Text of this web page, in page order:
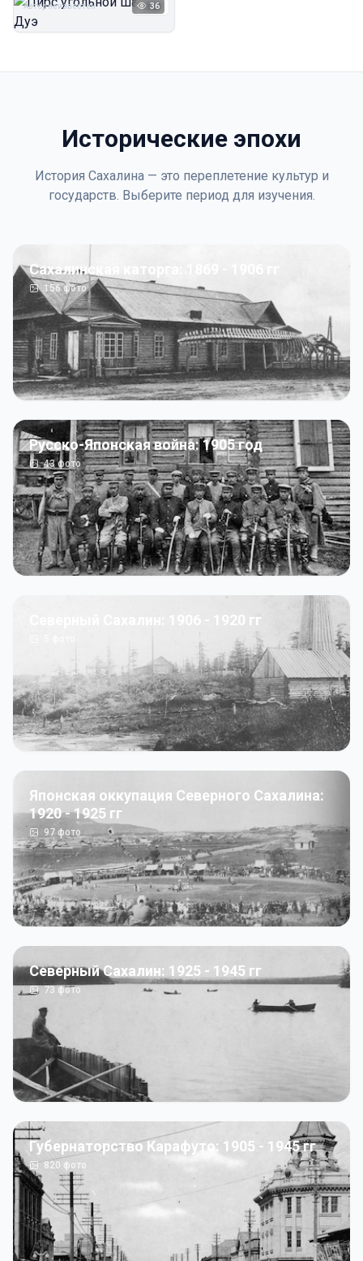
1923
Автор неизвестен 36
Исторические эпохи
История Сахалина — это переплетение культур и
государств. Выберите период для изучения.
Сахалинская каторга: 1869 - 1906 гг
156фото
Русско-Японская война: 1905 год
43фото
Северный Сахалин: 1906 - 1920 гг
Японская оккупация Северного Сахалина:
1920 - 1925 гг
97 фото
Северный Сахалин: 1925 - 1945 гг
73фото
Губернаторство Карафуто: 1905 - 1945 гг
820 фото